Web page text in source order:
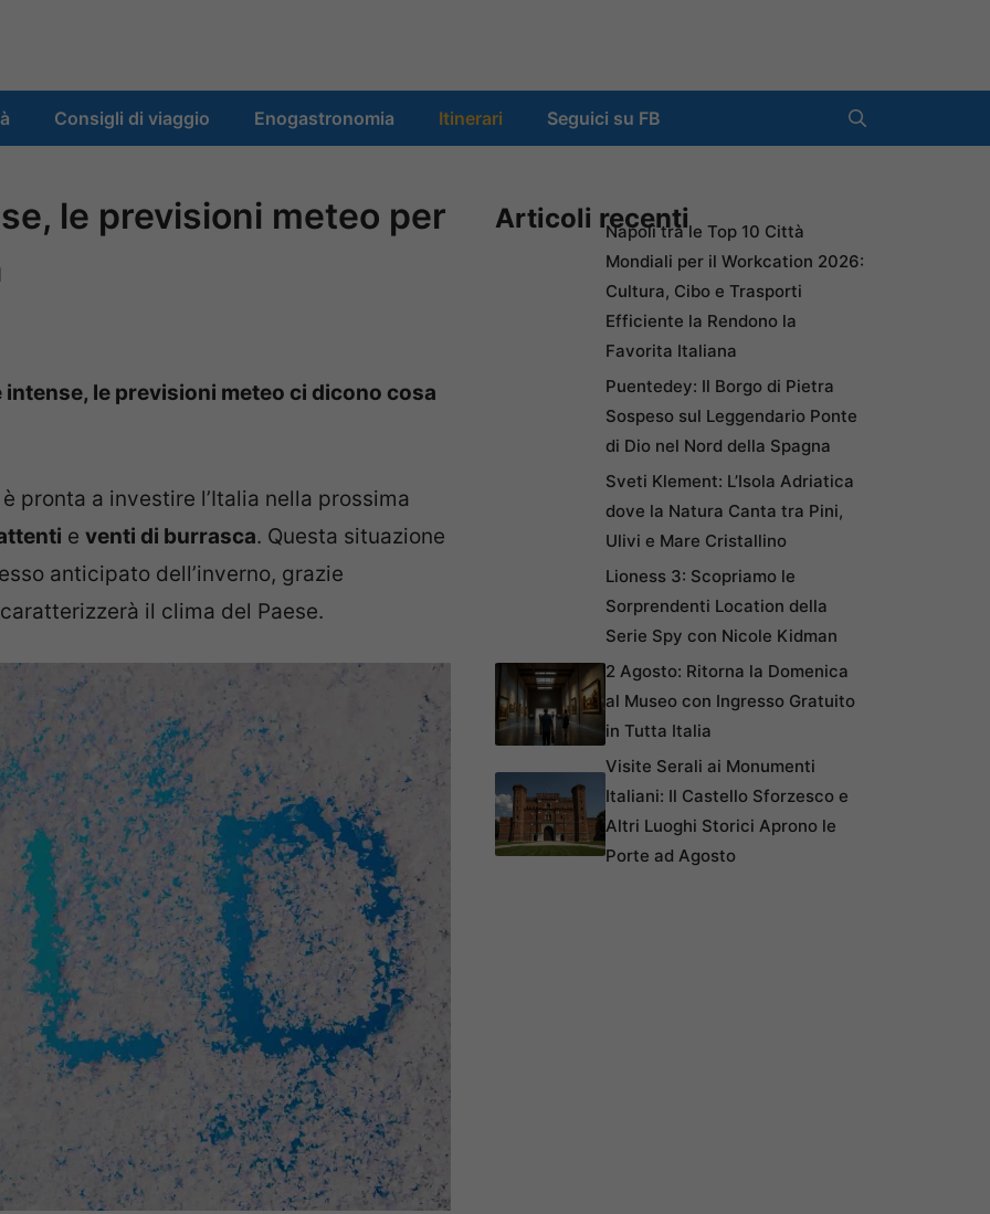
Consigli di viaggio Enogastronomia Itinerari Seguici su FB
le previsioni meteo per
le previsioni meteo ci dicono cosa
è pronta a investire l’Italia nella prossima
e venti di burrasca. Questa situazione
anticipato dell’inverno, grazie
il clima del Paese.
Articoli recentiNapoli tra le Top 10 Città
Mondiali per il Workcation 2026:
Cultura, Cibo e Trasporti
Efficiente la Rendono la
Favorita Italiana
Puentedey: Il Borgo di Pietra
Sospeso sul Leggendario Ponte
di Dio nel Nord della Spagna
Sveti Klement: L’Isola Adriatica
dove la Natura Canta tra Pini,
Ulivi e Mare Cristallino
Lioness 3: Scopriamo le
Sorprendenti Location della
Serie Spy con Nicole Kidman
2 Agosto: Ritorna la Domenica
al Museo con Ingresso Gratuito
in Tutta Italia
Visite Serali ai Monumenti
Italiani: Il Castello Sforzesco e
Altri Luoghi Storici Aprono le
Porte ad Agosto